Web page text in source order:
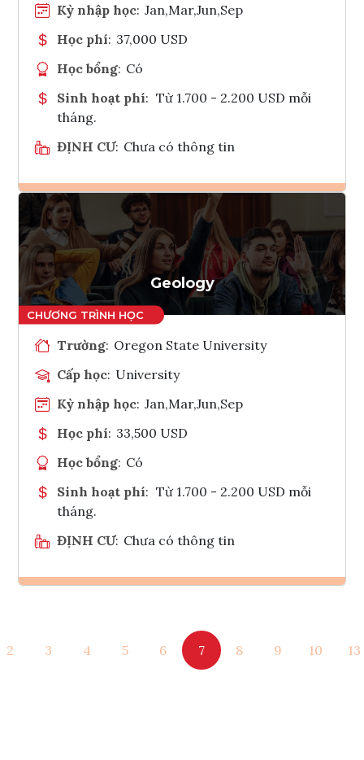
Kỳ nhập học: Jan,Mar,Jun,Sep
Học phí: 37,000 USD
Học bổng: Có
Sinh hoạt phí: Từ 1.700 - 2.200 USD mỗi
tháng.
ĐỊNH CƯ: Chưa có thông tin
Ghi danh
Tham vấn Interlink
Geology
Trường: Oregon State University
Cấp học: University
Kỳ nhập học: Jan,Mar,Jun,Sep
Học phí: 33,500 USD
Học bổng: Có
Sinh hoạt phí: Từ 1.700 - 2.200 USD mỗi
tháng.
ĐỊNH CƯ: Chưa có thông tin
Tham vấn Interlink
2 3 4 5 6 7 8 9 10 13